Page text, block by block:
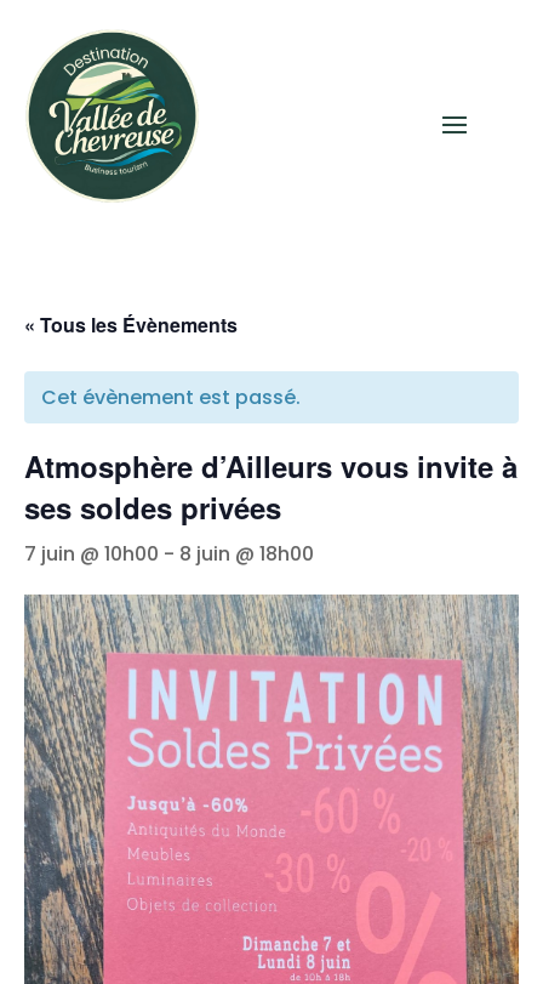
« Tous les Évènements
Cet évènement est passé.
Atmosphère d’Ailleurs vous invite à
ses soldes privées
7 juin @ 10h00 - 8 juin @ 18h00